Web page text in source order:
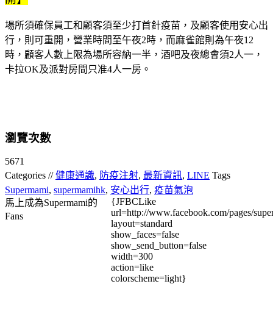
場所須確保員工和顧客須至少打首針疫苗，及顧客使用安心出
行，則可重開，營業時間至午夜2時，而麻雀館則為午夜12
時，顧客人數上限為場所容納一半，酒吧及夜總會須2人一，
卡拉OK及派對房間只准4人一房。
瀏覽次數
5671
Categories //健康通識, 防疫注射, 最新資訊, LINE Tags
Supermami, supermamihk, 安心出行, 疫苗氣泡
馬上成為Supermami的
Fans
{JFBCLike
url=http://www.facebook.com/pages/
layout=standard
show_faces=false
show_send_button=false
width=300
action=like
colorscheme=light}